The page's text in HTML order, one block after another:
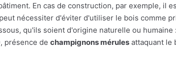
En cas de construction, par exemple, il
nécessiter d'éviter d'utiliser le bois comme
qu'ils soient d'origine naturelle ou humaine :
présence de champignons mérules attaquant le